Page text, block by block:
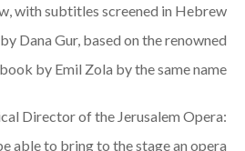
with subtitles screened in Hebrew
Dana Gur, based on the renowned
book by Emil Zola by the same name.
Director of the Jerusalem Opera:
able to bring to the stage an opera